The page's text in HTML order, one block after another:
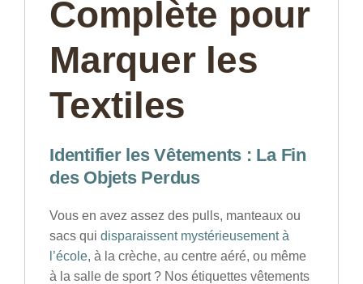
Complète pour
Marquer les
Textiles
Identifier les Vêtements : La Fin
des Objets Perdus
Vous en avez assez des pulls, manteaux ou
sacs qui disparaissent mystérieusement à
l’école, à la crèche, au centre aéré, ou même
à la salle de sport ? Nos étiquettes vêtements